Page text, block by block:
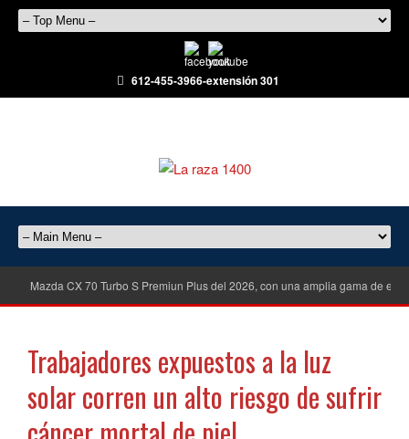
612-455-3966-extensión 301
Mazda CX 70 Turbo S Premiun Plus del 2026, con una amplia gama de
Trabajadores expuestos a la luz
solar corren un alto riesgo de sufrir